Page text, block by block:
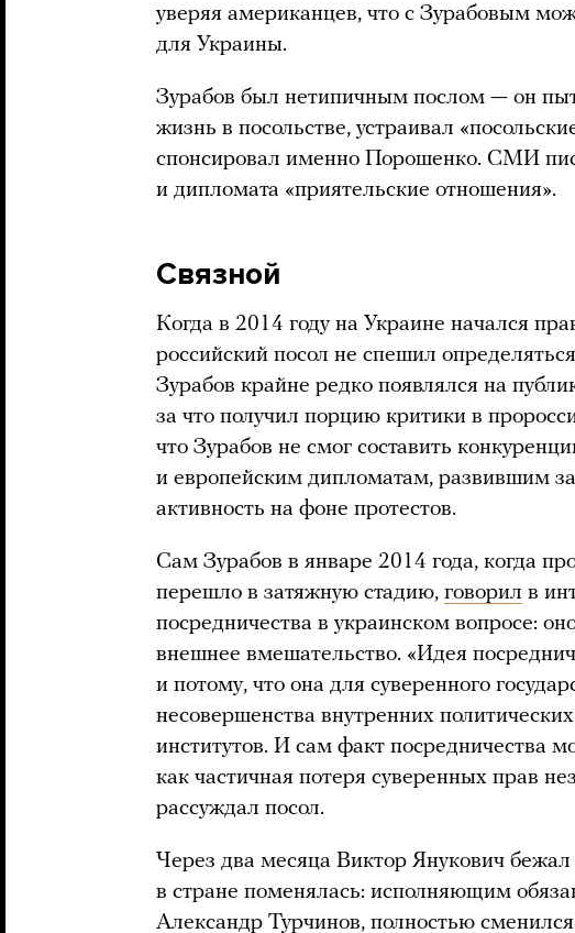
уверяя американцев, что с Зурабовым
для Украины.
Зурабов был нетипичным послом — он
жизнь в посольстве, устраивал
спонсировал именно Порошенко. СМИ
и дипломата «приятельские отношения».
Связной
Когда в 2014 году на Украине начался
российский посол не спешил
Зурабов крайне редко появлялся на
за что получил порцию критики в
что Зурабов не смог составить
и европейским дипломатам, развившим
активность на фоне протестов.
Сам Зурабов в январе 2014 года, когда
перешло в затяжную стадию, говорил в
посредничества в украинском вопросе:
внешнее вмешательство. «Идея
и потому, что она для суверенного
несовершенства внутренних
институтов. И сам факт посредничества
как частичная потеря суверенных прав
рассуждал посол.
Через два месяца Виктор Янукович
в стране поменялась: исполняющим
Александр Турчинов, полностью сменился